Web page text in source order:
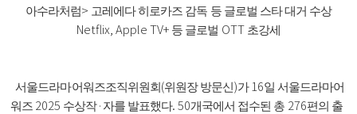
아수라처럼> 고레에다 히로카즈 감독 등 글로벌 스타 대거 수상
Netflix, Apple TV+ 등 글로벌 OTT 초강세
서울드라마어워즈조직위원회 (위원장 방문신 )가 16일 서울드라마어
워즈 2025 수상작· 자를 발표했다. 50개국에서 접수된 총 276편의 출